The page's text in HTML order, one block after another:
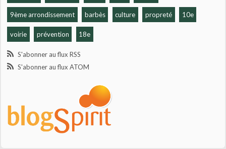
9ème arrondissement barbès culture propreté 10e
voirie prévention 18e
S'abonner au flux RSS
S'abonner au flux ATOM